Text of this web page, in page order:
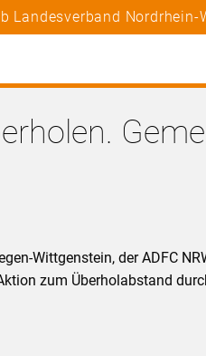
Landesverband Nordrhein-
Wittgenstein, der ADFC
zum Überholabstand